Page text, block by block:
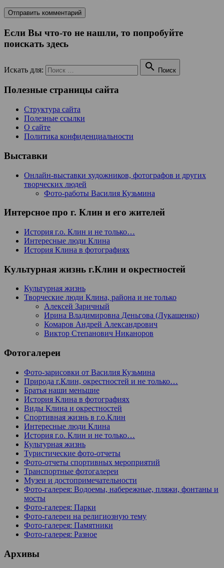
Если Вы что-то не нашли, то попробуйте
поискать здесь
Искать для:  Поиск
Полезные страницы сайта
Структура сайта
Полезные ссылки
О сайте
Политика конфиденциальности
Выставки
Онлайн-выставки художников, фотографов и других
творческих людей
Фото-работы Василия Кузьмина
Интерсное про г. Клин и его жителей
История г.о. Клин и не только…
Интересные люди Клина
История Клина в фотографиях
Культурная жизнь г.Клин и окрестностей
Культурная жизнь
Творческие люди Клина, района и не только
Алексей Заричный
Ирина Владимировна Деньгова (Лукашенко)
Комаров Андрей Александрович
Виктор Степанович Никаноров
Фотогалереи
Фото-зарисовки от Василия Кузьмина
Природа г.Клин, окрестностей и не только…
Братья наши меньшие
История Клина в фотографиях
Виды Клина и окрестностей
Спортивная жизнь в г.о.Клин
Интересные люди Клина
История г.о. Клин и не только…
Культурная жизнь
Туристические фото-отчеты
Фото-отчеты спортивных мероприятий
Транспортные фотогалереи
Музеи и достопримечательности
Фото-галерея: Водоемы, набережные, пляжи, фонтаны и
мосты
Фото-галерея: Парки
Фото-галереи на религиозную тему
Фото-галерея: Памятники
Фото-галерея: Разное
Архивы